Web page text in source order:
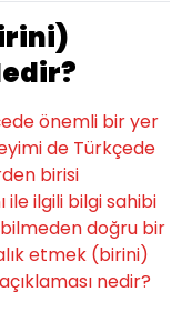
önemli bir yer
de Türkçede
birisi
ile ilgili bilgi sahibi
doğru bir
etmek (birini)
nedir?